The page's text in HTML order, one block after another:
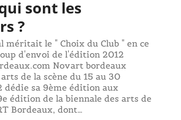
sont les
?
méritait le " Choix du Club " en ce
d'envoi de l'édition 2012
Novart bordeaux
de la scène du 15 au 30
dédie sa 9ème édition aux
édition de la biennale des arts de
Bordeaux, dont…